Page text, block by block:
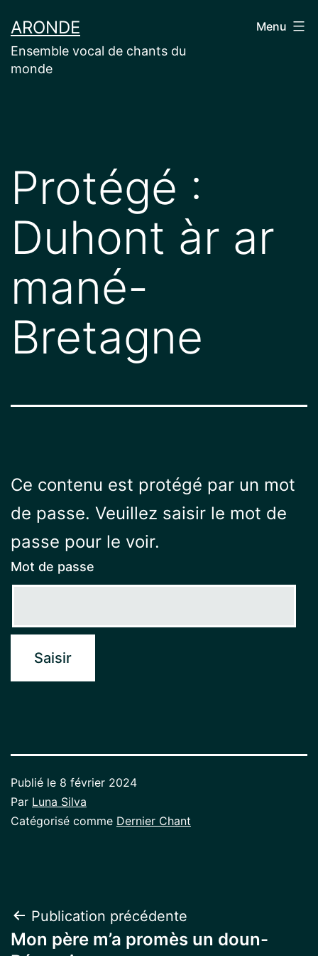
au
contenu
ARONDE
Ensemble vocal de chants du
monde
Menu
Protégé :
Duhont àr ar
mané-
Bretagne
Ce contenu est protégé par un mot
de passe. Veuillez saisir le mot de
passe pour le voir.
Mot de passe
Publié le 8 février 2024
Par Luna Silva
Catégorisé comme Dernier Chant
Navigation
Publication précédente
Mon père m’a promès un doun-